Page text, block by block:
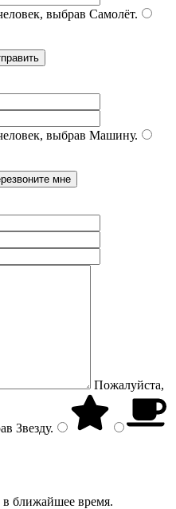
выбрав Самолёт.
выбрав Машину.
Пожалуйста,
Звезду.
ближайшее время.